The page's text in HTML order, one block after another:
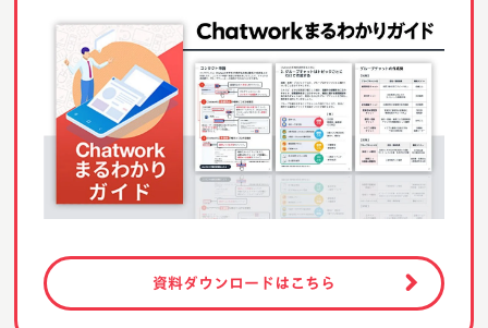
資料ダウンロードはこちら